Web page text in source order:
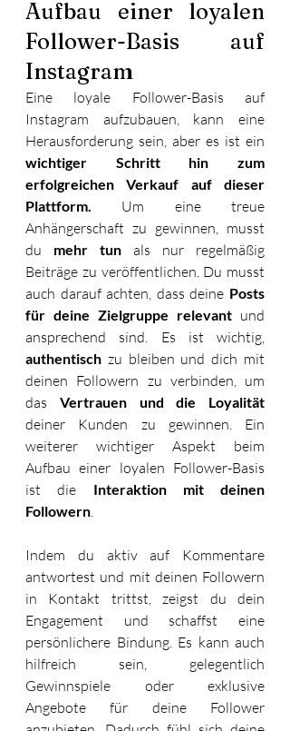
Aufbau einer loyalen
Follower-Basis auf
Instagram
Eine loyale Follower-Basis auf
Instagram aufzubauen, kann eine
wichtiger Schritt hin zum
erfolgreichen Verkauf auf dieser
Plattform. Um eine treue
Anhängerschaft zu gewinnen, musst
du mehr tun als nur regelmäßig
Beiträge zu veröffentlichen. Du musst
auch darauf achten, dass deine Posts
für deine Zielgruppe relevant und
authentisch zu bleiben und dich mit
deinen Followern zu verbinden, um
das Vertrauen und die Loyalität
deiner Kunden zu gewinnen. Ein
weiterer wichtiger Aspekt beim
Aufbau einer loyalen Follower-Basis
ist die
Interaktion mit deinen
Followern
Indem du aktiv auf Kommentare
antwortest und mit deinen Followern
in Kontakt trittst, zeigst du dein
Engagement und schaffst eine
persönlichere Bindung. Es kann auch
hilfreich sein, gelegentlich
Gewinnspiele oder exklusive
Angebote für deine Follower